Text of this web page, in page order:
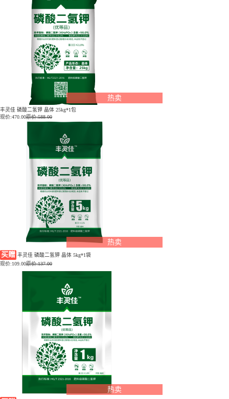
热卖
丰灵佳 磷酸二氢钾 晶体 25kg*1包
现价:470.00原价:588.00
热卖
买赠 丰灵佳 磷酸二氢钾 晶体 5kg*1袋
现价:109.00原价:137.00
热卖